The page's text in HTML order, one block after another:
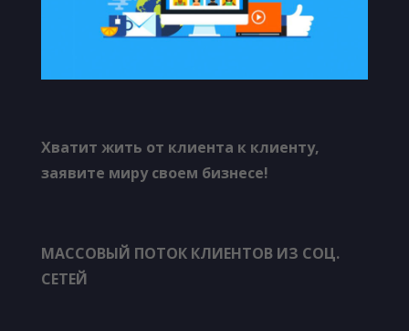
Хватит жить от клиента к клиенту,
заявите миру своем бизнесе!
МАССОВЫЙ ПОТОК КЛИЕНТОВ ИЗ СОЦ.
СЕТЕЙ